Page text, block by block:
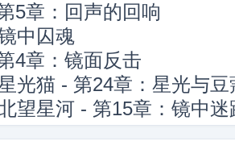
5章：回声的回响
中囚魂
4章：镜面反击
光猫 - 第24章：星光与豆
望星河 - 第15章：镜中迷